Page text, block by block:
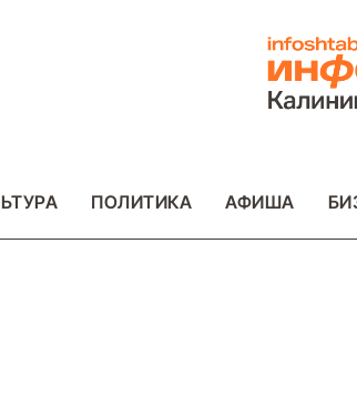
ПОЛИТИКА АФИША